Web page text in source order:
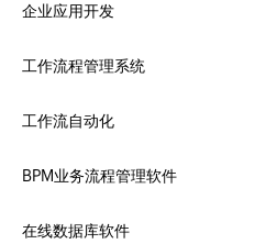
企业应用开发
工作流程管理系统
工作流自动化
BPM业务流程管理软件
在线数据库软件